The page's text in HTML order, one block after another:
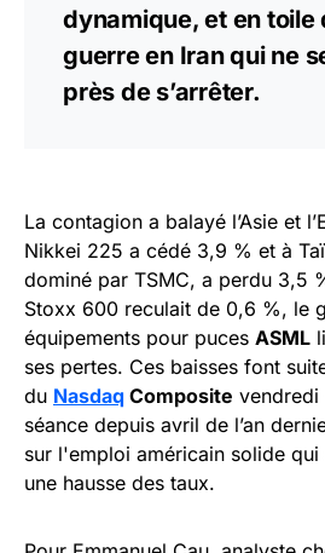
dynamique, et en toile
guerre en Iran qui ne
près de s’arrêter.
La contagion a balayé l’Asie et
Nikkei 225 a cédé 3,9 % et à
dominé par TSMC, a perdu 3,5
Stoxx 600 reculait de 0,6 %, le
équipements pour puces ASML
ses pertes. Ces baisses font
du Nasdaq Composite
séance depuis avril de l’an
sur l'emploi américain solide
une hausse des taux.